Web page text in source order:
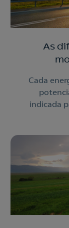
As
Cada
indicada